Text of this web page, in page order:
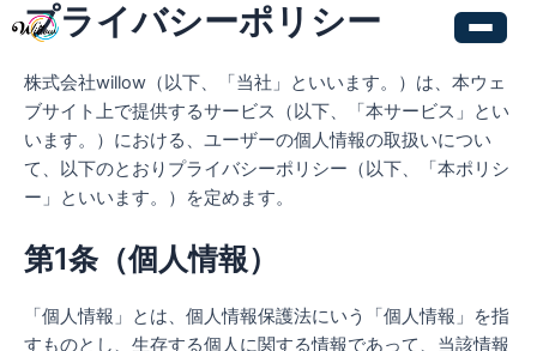
プライバシーポリシー
株式会社willow（以下、「当社」といいます。）は、本ウェ
ブサイト上で提供するサービス（以下、「本サービス」とい
います。）における、ユーザーの個人情報の取扱いについ
て、以下のとおりプライバシーポリシー（以下、「本ポリシ
ー」といいます。）を定めます。
第1条（個人情報）
「個人情報」とは、個人情報保護法にいう「個人情報」を指
すものとし、生存する個人に関する情報であって、当該情報